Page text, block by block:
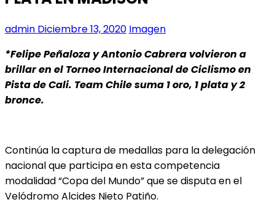
admin Diciembre 13, 2020 Imagen
*Felipe Peñaloza y Antonio Cabrera volvieron a
brillar en el Torneo Internacional de Ciclismo en
Pista de Cali. Team Chile suma 1 oro, 1 plata y 2
bronce.
Continúa la captura de medallas para la delegación
nacional que participa en esta competencia
modalidad “Copa del Mundo” que se disputa en el
Velódromo Alcides Nieto Patiño.